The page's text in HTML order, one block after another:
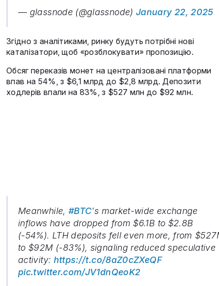
— glassnode (@glassnode) January 22, 2025
Згідно з аналітиками, ринку будуть потрібні нові
каталізатори, щоб «розблокувати» пропозицію.
Обсяг переказів монет на централізовані платформи
впав на 54%, з $6,1 млрд до $2,8 млрд. Депозити
ходлерів впали на 83%, з $527 млн до $92 млн.
Meanwhile, #BTC's market-wide exchange
inflows have dropped from $6.1B to $2.8B
(-54%). LTH deposits fell even more, from
to $92M (-83%), signaling reduced speculative
activity: https://t.co/8aZ0cZXeQF
pic.twitter.com/JV1dnQeoK2